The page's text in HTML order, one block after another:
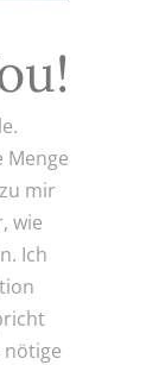
Menge
mir
wie
Ich
nötige